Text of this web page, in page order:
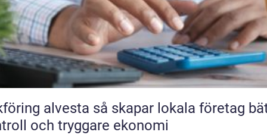
så skapar lokala företag bättre
och tryggare ekonomi